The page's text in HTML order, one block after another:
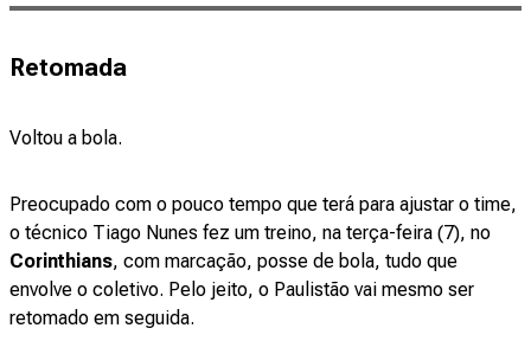
Retomada
Voltou a bola.
Preocupado com o pouco tempo que terá para ajustar o time,
o técnico Tiago Nunes fez um treino, na terça-feira (7), no
Corinthians, com marcação, posse de bola, tudo que
envolve o coletivo. Pelo jeito, o Paulistão vai mesmo ser
retomado em seguida.